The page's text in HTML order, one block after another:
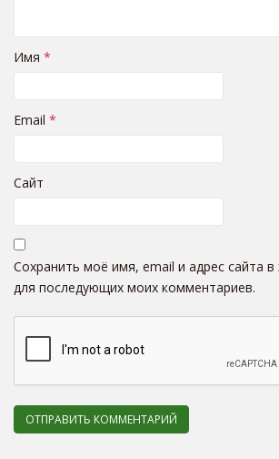
Имя *
Email *
Сайт
Сохранить моё имя, email и адрес сайта в
для последующих моих комментариев.